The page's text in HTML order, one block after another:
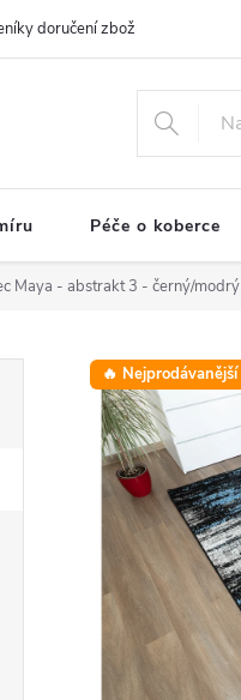
doručení zboží
Péče o koberce
Maya - abstrakt 3 - černý/modrý
🔥 Nejprodávanější